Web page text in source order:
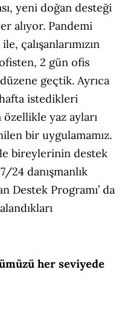
yeni doğan desteği
alıyor. Pandemi
çalışanlarımızın
2 gün ofis
geçtik. Ayrıca
hafta istedikleri
yaz ayları
bir uygulamamız.
bireylerinin destek
24 danışmanlık
Destek Programı’ da
her seviyede